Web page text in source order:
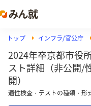
トップ インフラ/官公庁
2024年卒京都市役
スト詳細（非公開/
開）
適性検査・テストの種類・形